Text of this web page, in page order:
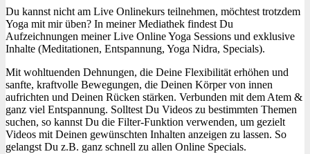
Du kannst nicht am Live Onlinekurs teilnehmen, möchtest trotzdem
Yoga mit mir üben? In meiner Mediathek findest Du
Aufzeichnungen meiner Live Online Yoga Sessions und exklusive
Inhalte (Meditationen, Entspannung, Yoga Nidra, Specials).
Mit wohltuenden Dehnungen, die Deine Flexibilität erhöhen und
sanfte, kraftvolle Bewegungen, die Deinen Körper von innen
aufrichten und Deinen Rücken stärken. Verbunden mit dem Atem &
ganz viel Entspannung. Solltest Du Videos zu bestimmten Themen
suchen, so kannst Du die Filter-Funktion verwenden, um gezielt
Videos mit Deinen gewünschten Inhalten anzeigen zu lassen. So
gelangst Du z.B. ganz schnell zu allen Online Specials.